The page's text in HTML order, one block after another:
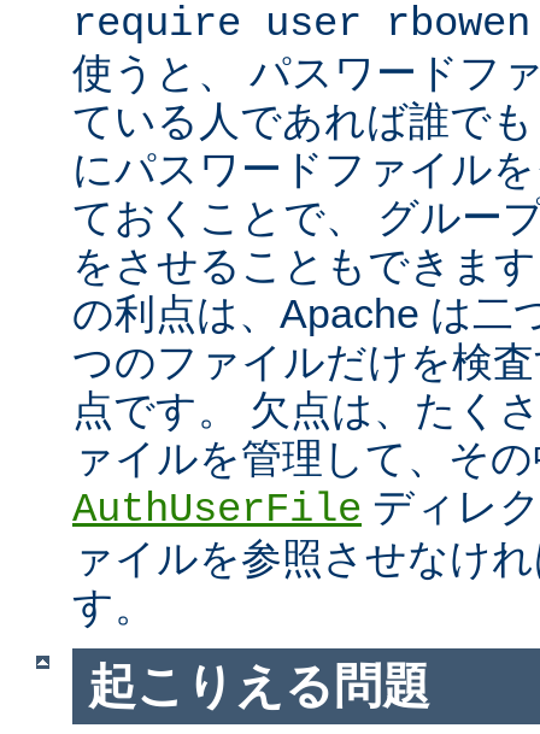
require user rbowen
使うと、 パスワードフ
ている人であれば誰で
にパスワードファイル
ておくことで、 グルー
をさせることもできま
の利点は、Apache は二
つのファイルだけを検
点です。 欠点は、たく
ァイルを管理して、そ
AuthUserFile ディレ
ァイルを参照させなけ
す。
起こりえる問題